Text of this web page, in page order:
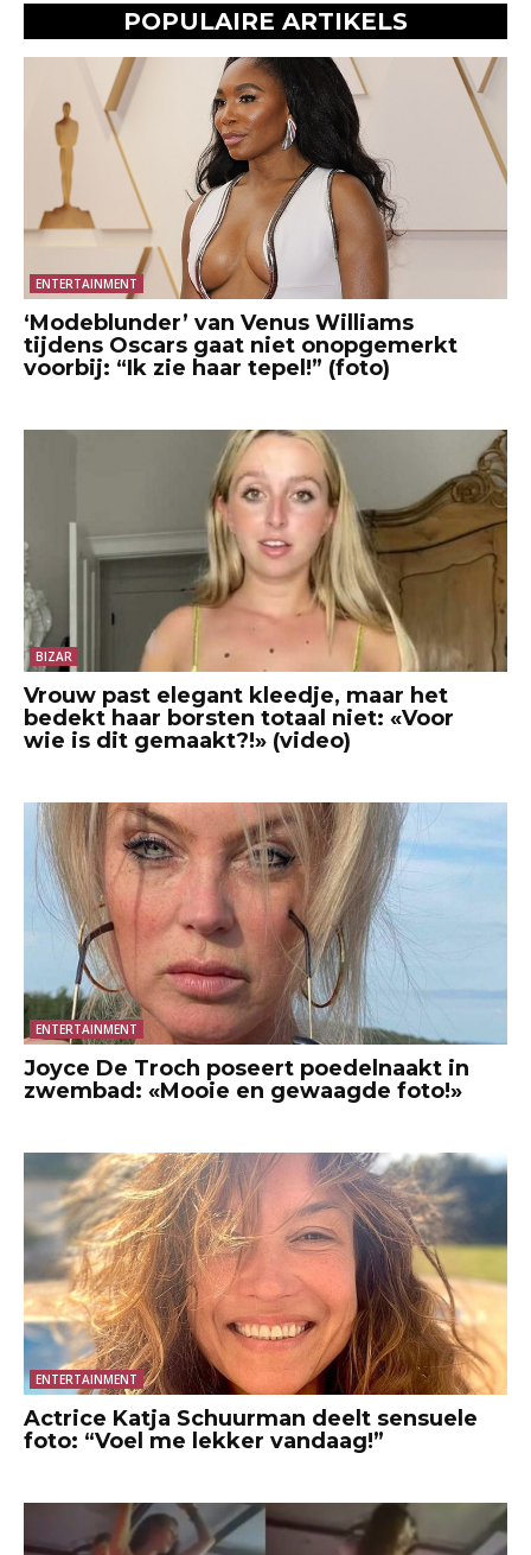
POPULAIRE ARTIKELS
ENTERTAINMENT
‘Modeblunder’ van Venus Williams
tijdens Oscars gaat niet onopgemerkt
voorbij: “Ik zie haar tepel!” (foto)
BIZAR
Vrouw past elegant kleedje, maar het
bedekt haar borsten totaal niet: «Voor
wie is dit gemaakt?!» (video)
ENTERTAINMENT
Joyce De Troch poseert poedelnaakt in
zwembad: «Mooie en gewaagde foto!»
ENTERTAINMENT
Actrice Katja Schuurman deelt sensuele
foto: “Voel me lekker vandaag!”